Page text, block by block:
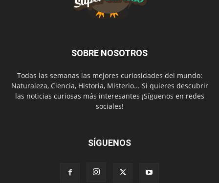
SOBRE NOSOTROS
Todas las semanas las mejores curiosidades del mundo:
Naturaleza, Ciencia, Historia, Misterio... Si quieres descubrir
las noticias curiosas más interesantes ¡Síguenos en redes
sociales!
SÍGUENOS